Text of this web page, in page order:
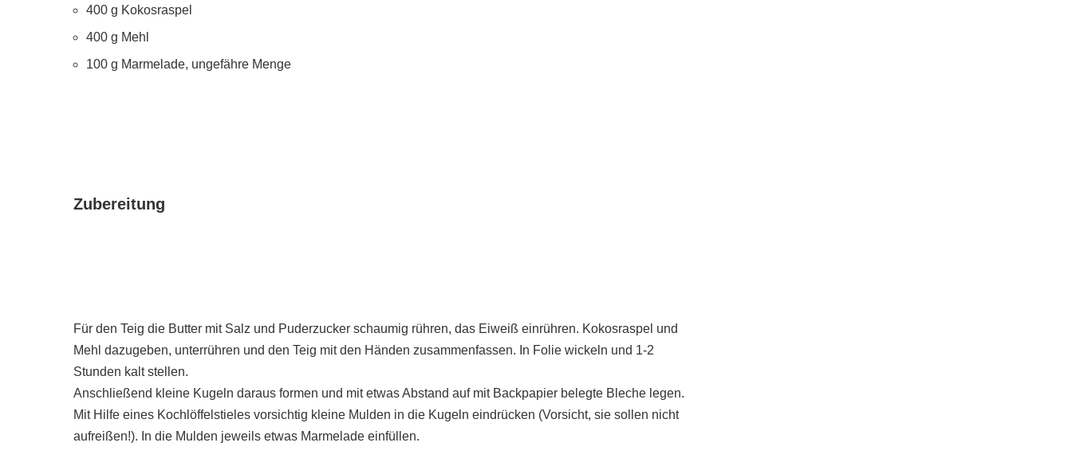
400 g Kokosraspel
400 g Mehl
100 g Marmelade, ungefähre Menge
Zubereitung
Für den Teig die Butter mit Salz und Puderzucker schaumig rühren, das Eiweiß einrühren. Kokosraspel und
Mehl dazugeben, unterrühren und den Teig mit den Händen zusammenfassen. In Folie wickeln und 1-2
Stunden kalt stellen.
Anschließend kleine Kugeln daraus formen und mit etwas Abstand auf mit Backpapier belegte Bleche legen.
Mit Hilfe eines Kochlöffelstieles vorsichtig kleine Mulden in die Kugeln eindrücken (Vorsicht, sie sollen nicht
aufreißen!). In die Mulden jeweils etwas Marmelade einfüllen.